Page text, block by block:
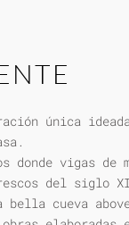
única
donde vigas
del siglo
cueva